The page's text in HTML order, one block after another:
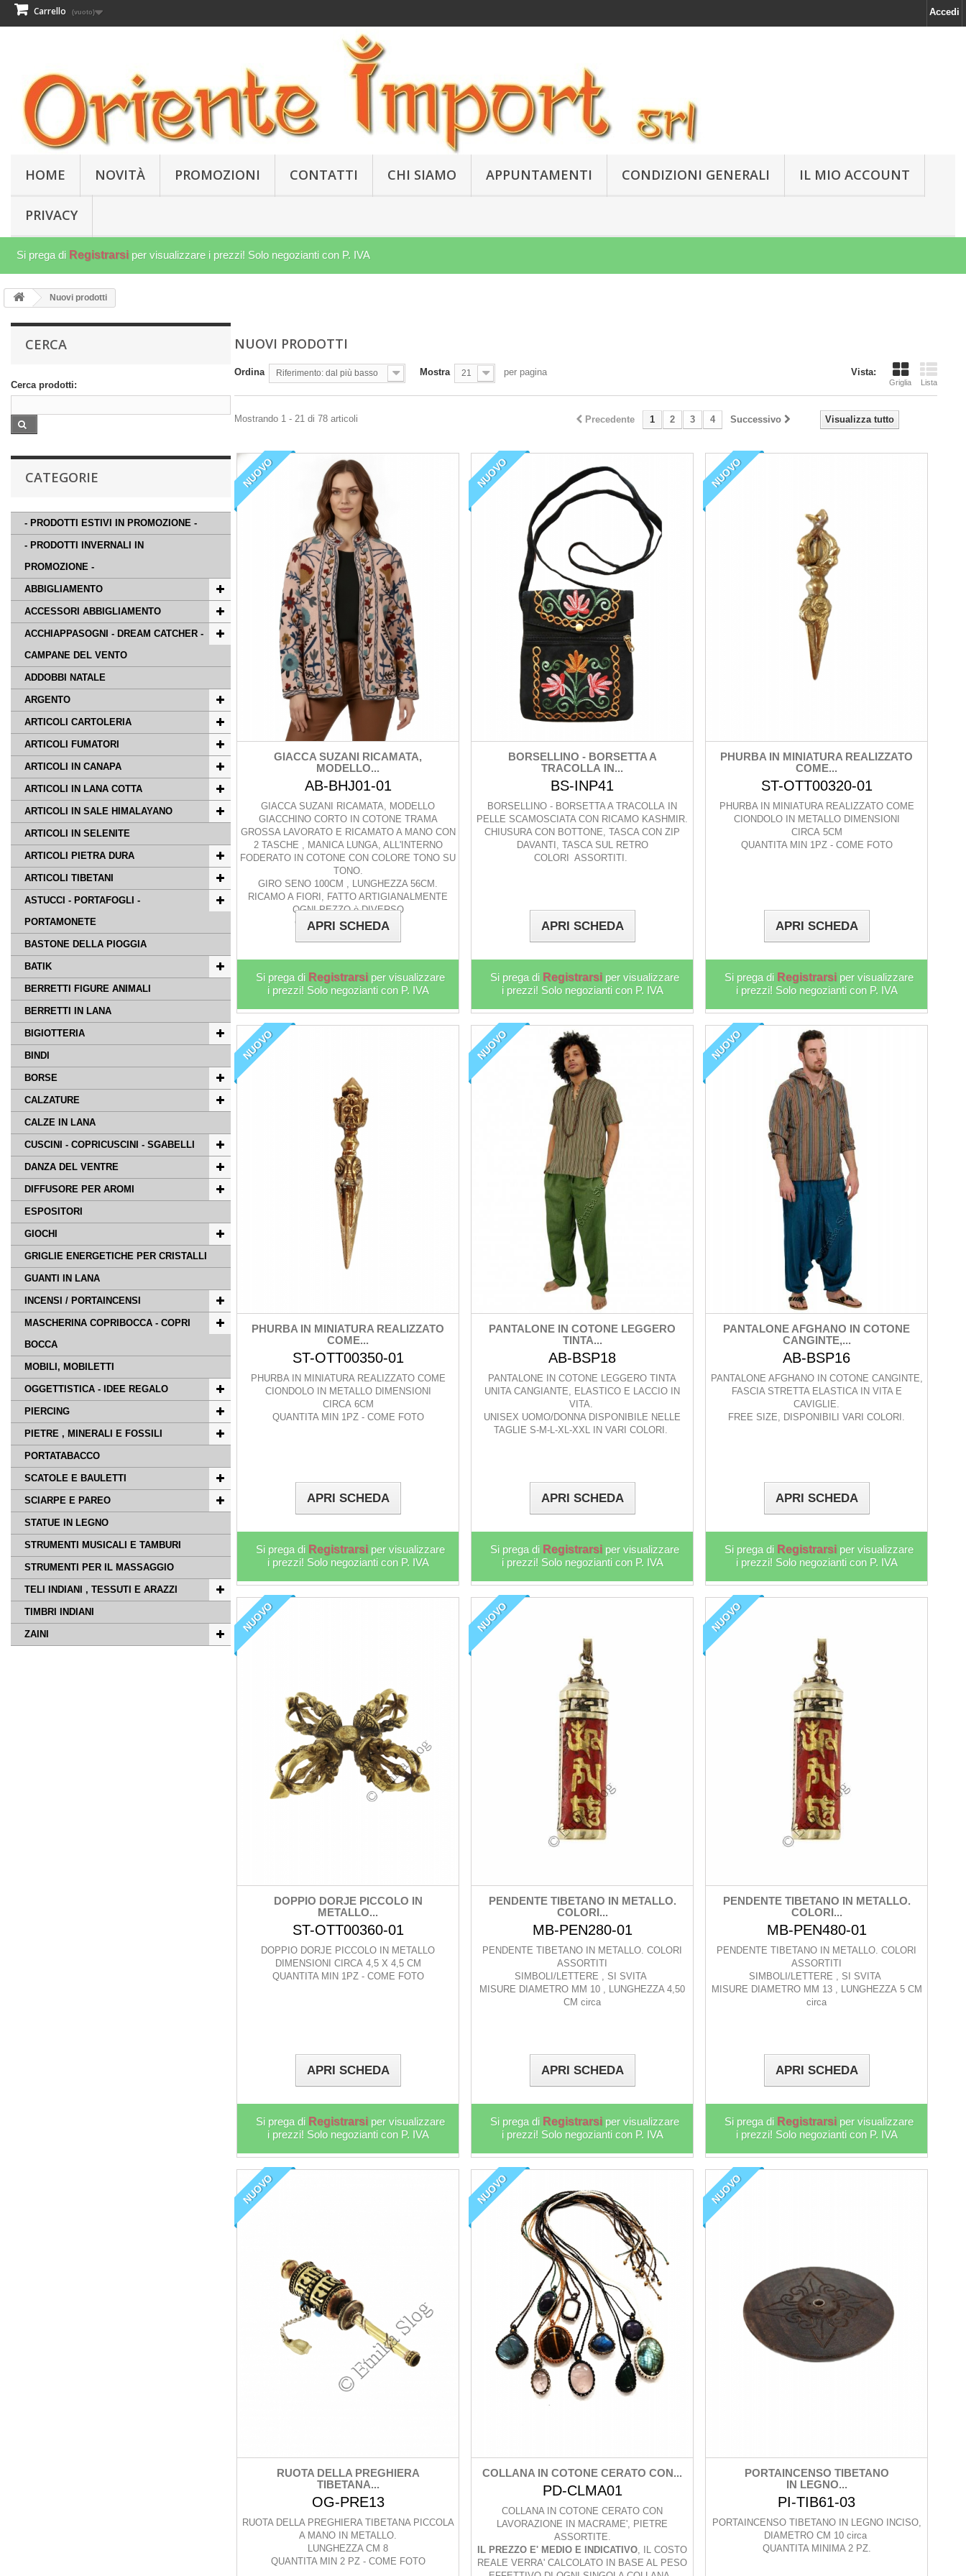
Accedi
Carrello (vuoto)
HOME NOVITÀ PROMOZIONI CONTATTI CHI SIAMO APPUNTAMENTI CONDIZIONI GENERALI IL MIO ACCOUNT
PRIVACY
Si prega di Registrarsi per visualizzare i prezzi! Solo negozianti con P. IVA
Nuovi prodotti
CERCA
Cerca prodotti:
CATEGORIE
- PRODOTTI ESTIVI IN PROMOZIONE -
- PRODOTTI INVERNALI IN
PROMOZIONE -
ABBIGLIAMENTO
ACCESSORI ABBIGLIAMENTO
ACCHIAPPASOGNI - DREAM CATCHER -
CAMPANE DEL VENTO
ADDOBBI NATALE
ARGENTO
ARTICOLI CARTOLERIA
ARTICOLI FUMATORI
ARTICOLI IN CANAPA
ARTICOLI IN LANA COTTA
ARTICOLI IN SALE HIMALAYANO
ARTICOLI IN SELENITE
ARTICOLI PIETRA DURA
ARTICOLI TIBETANI
ASTUCCI - PORTAFOGLI -
PORTAMONETE
BASTONE DELLA PIOGGIA
BATIK
BERRETTI FIGURE ANIMALI
BERRETTI IN LANA
BIGIOTTERIA
BINDI
BORSE
CALZATURE
CALZE IN LANA
CUSCINI - COPRICUSCINI - SGABELLI
DANZA DEL VENTRE
DIFFUSORE PER AROMI
ESPOSITORI
GIOCHI
GRIGLIE ENERGETICHE PER CRISTALLI
GUANTI IN LANA
INCENSI / PORTAINCENSI
MASCHERINA COPRIBOCCA - COPRI
BOCCA
MOBILI, MOBILETTI
OGGETTISTICA - IDEE REGALO
PIERCING
PIETRE , MINERALI E FOSSILI
PORTATABACCO
SCATOLE E BAULETTI
SCIARPE E PAREO
STATUE IN LEGNO
STRUMENTI MUSICALI E TAMBURI
STRUMENTI PER IL MASSAGGIO
TELI INDIANI , TESSUTI E ARAZZI
TIMBRI INDIANI
ZAINI
NUOVI PRODOTTI
Vista:
Griglia Lista
Ordina Riferimento: dal più basso Mostra 21 per pagina
Visualizza tutto
Precedente 1 2 3 4 Successivo
Mostrando 1 - 21 di 78 articoli
NUOVO
GIACCA SUZANI RICAMATA,
MODELLO...
AB-BHJ01-01
GIACCA SUZANI RICAMATA, MODELLO
GIACCHINO CORTO IN COTONE TRAMA
GROSSA LAVORATO E RICAMATO A MANO CON
2 TASCHE , MANICA LUNGA, ALL'INTERNO
FODERATO IN COTONE CON COLORE TONO SU
TONO.
GIRO SENO 100CM , LUNGHEZZA 56CM.
RICAMO A FIORI, FATTO ARTIGIANALMENTE
OGNI PEZZO è DIVERSO
COLORE ROSA CHIARO
APRI SCHEDA
Si prega di Registrarsi per visualizzare
i prezzi! Solo negozianti con P. IVA
NUOVO
BORSELLINO - BORSETTA A
TRACOLLA IN...
BS-INP41
BORSELLINO - BORSETTA A TRACOLLA IN
PELLE SCAMOSCIATA CON RICAMO KASHMIR.
CHIUSURA CON BOTTONE, TASCA CON ZIP
DAVANTI, TASCA SUL RETRO
COLORI ASSORTITI.
APRI SCHEDA
Si prega di Registrarsi per visualizzare
i prezzi! Solo negozianti con P. IVA
NUOVO
PHURBA IN MINIATURA REALIZZATO
COME...
ST-OTT00320-01
PHURBA IN MINIATURA REALIZZATO COME
CIONDOLO IN METALLO DIMENSIONI
CIRCA 5CM
QUANTITA MIN 1PZ - COME FOTO
APRI SCHEDA
Si prega di Registrarsi per visualizzare
i prezzi! Solo negozianti con P. IVA
NUOVO
PHURBA IN MINIATURA REALIZZATO
COME...
ST-OTT00350-01
PHURBA IN MINIATURA REALIZZATO COME
CIONDOLO IN METALLO DIMENSIONI
CIRCA 6CM
QUANTITA MIN 1PZ - COME FOTO
APRI SCHEDA
Si prega di Registrarsi per visualizzare
i prezzi! Solo negozianti con P. IVA
NUOVO
PANTALONE IN COTONE LEGGERO
TINTA...
AB-BSP18
PANTALONE IN COTONE LEGGERO TINTA
UNITA CANGIANTE, ELASTICO E LACCIO IN
VITA.
UNISEX UOMO/DONNA DISPONIBILE NELLE
TAGLIE S-M-L-XL-XXL IN VARI COLORI.
APRI SCHEDA
Si prega di Registrarsi per visualizzare
i prezzi! Solo negozianti con P. IVA
NUOVO
PANTALONE AFGHANO IN COTONE
CANGINTE,...
AB-BSP16
PANTALONE AFGHANO IN COTONE CANGINTE,
FASCIA STRETTA ELASTICA IN VITA E
CAVIGLIE.
FREE SIZE, DISPONIBILI VARI COLORI.
APRI SCHEDA
Si prega di Registrarsi per visualizzare
i prezzi! Solo negozianti con P. IVA
NUOVO
DOPPIO DORJE PICCOLO IN
METALLO...
ST-OTT00360-01
DOPPIO DORJE PICCOLO IN METALLO
DIMENSIONI CIRCA 4,5 X 4,5 CM
QUANTITA MIN 1PZ - COME FOTO
APRI SCHEDA
Si prega di Registrarsi per visualizzare
i prezzi! Solo negozianti con P. IVA
NUOVO
PENDENTE TIBETANO IN METALLO.
COLORI...
MB-PEN280-01
PENDENTE TIBETANO IN METALLO. COLORI
ASSORTITI
SIMBOLI/LETTERE , SI SVITA
MISURE DIAMETRO MM 10 , LUNGHEZZA 4,50
CM circa
APRI SCHEDA
Si prega di Registrarsi per visualizzare
i prezzi! Solo negozianti con P. IVA
NUOVO
PENDENTE TIBETANO IN METALLO.
COLORI...
MB-PEN480-01
PENDENTE TIBETANO IN METALLO. COLORI
ASSORTITI
SIMBOLI/LETTERE , SI SVITA
MISURE DIAMETRO MM 13 , LUNGHEZZA 5 CM
circa
APRI SCHEDA
Si prega di Registrarsi per visualizzare
i prezzi! Solo negozianti con P. IVA
NUOVO
RUOTA DELLA PREGHIERA
TIBETANA...
OG-PRE13
RUOTA DELLA PREGHIERA TIBETANA PICCOLA
A MANO IN METALLO.
LUNGHEZZA CM 8
QUANTITA MIN 2 PZ - COME FOTO
NUOVO
COLLANA IN COTONE CERATO CON...
PD-CLMA01
COLLANA IN COTONE CERATO CON
LAVORAZIONE IN MACRAME', PIETRE
ASSORTITE.
IL PREZZO E' MEDIO E INDICATIVO, IL COSTO
REALE VERRA' CALCOLATO IN BASE AL PESO
NUOVO
PORTAINCENSO TIBETANO
IN LEGNO...
PI-TIB61-03
PORTAINCENSO TIBETANO IN LEGNO INCISO,
DIAMETRO CM 10 circa
QUANTITA MINIMA 2 PZ.